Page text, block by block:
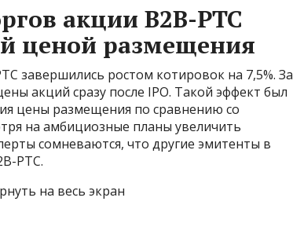
акции В2В-РТС
ценой размещения
завершились ростом котировок на 7,5%. За
акций сразу после IPO. Такой эффект был
цены размещения по сравнению со
на амбициозные планы увеличить
сомневаются, что другие эмитенты в
РТС.
на весь экран